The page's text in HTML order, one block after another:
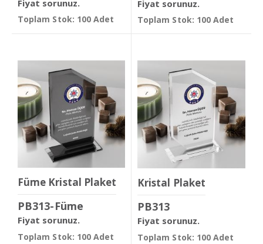
Fiyat sorunuz.
Toplam Stok: 100 Adet
Fiyat sorunuz.
Toplam Stok: 100 Adet
Füme Kristal Plaket
PB313-Füme
Fiyat sorunuz.
Toplam Stok: 100 Adet
Kristal Plaket
PB313
Fiyat sorunuz.
Toplam Stok: 100 Adet